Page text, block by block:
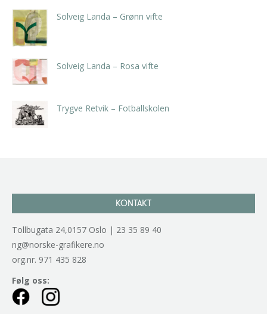
Solveig Landa – Grønn vifte
Solveig Landa – Rosa vifte
Trygve Retvik – Fotballskolen
KONTAKT
Tollbugata 24,0157 Oslo | 23 35 89 40
ng@norske-grafikere.no
org.nr. 971 435 828
Følg oss: